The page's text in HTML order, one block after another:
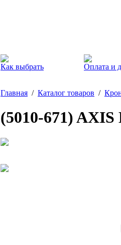
Как выбрать Оплата и
Главная / Каталог товаров /
(5010-671)